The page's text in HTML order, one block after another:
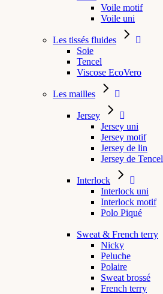
Voile motif
Voile uni
Les tissés fluides
Soie
Tencel
Viscose EcoVero
Les mailles
Jersey
Jersey uni
Jersey motif
Jersey de lin
Jersey de Tencel
Interlock
Interlock uni
Interlock motif
Polo Piqué
Sweat & French terry
Nicky
Peluche
Polaire
Sweat brossé
French terry